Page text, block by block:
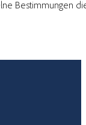
Bestimmungen